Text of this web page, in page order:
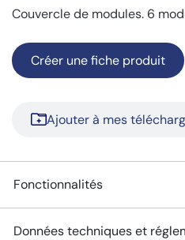
Couvercle de modules. 6
Créer une fiche produit
Ajouter à mes
Fonctionnalités
Données techniques et